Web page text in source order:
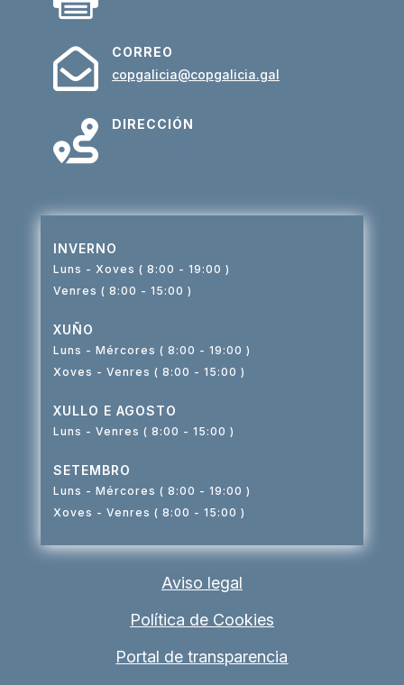

CORREO
copgalicia@copgalicia.gal

DIRECCIÓN
INVERNO
Luns - Xoves ( 8:00 - 19:00 )
Venres ( 8:00 - 15:00 )
XUÑO
Luns - Mércores ( 8:00 - 19:00 )
Xoves - Venres ( 8:00 - 15:00 )
XULLO E AGOSTO
Luns - Venres ( 8:00 - 15:00 )
SETEMBRO
Luns - Mércores ( 8:00 - 19:00 )
Xoves - Venres ( 8:00 - 15:00 )
Aviso legal
Política de Cookies
Portal de transparencia